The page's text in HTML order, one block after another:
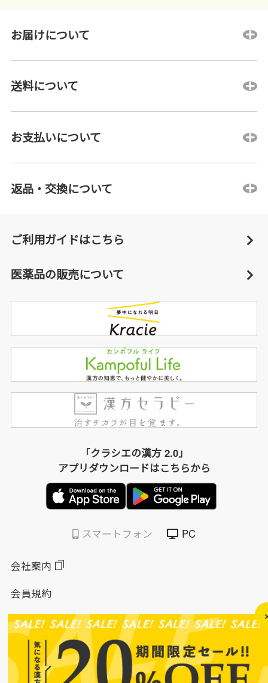
お届けについて
送料について
お支払いについて
返品・交換について
ご利用ガイドはこちら
医薬品の販売について
「クラシエの漢方 2.0」
アプリダウンロードはこちらから
スマートフォン PC
会社案内
会員規約
個人情報保護方針
特定商取引法に基づく表示
このサイトについて